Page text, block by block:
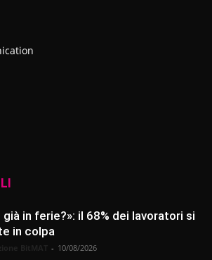
già in ferie?»: il 68% dei lavoratori si
in colpa
- 10/08/2026